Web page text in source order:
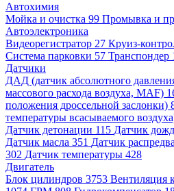
Автохимия
Мойка и очистка 99 Промывка и
Автоэлектроника
Видеорегистратор 27 Круиз-
Система парковки 57 Транспондер
Датчики
ДАД (датчик абсолютного
массового расхода воздуха, MAF)
положения дроссельной заслонки)
температуры всасываемого
Датчик детонации 115 Датчик
Датчик масла 351 Датчик
302 Датчик температуры 428
Двигатель
Блок цилиндров 3753 Вентиляция